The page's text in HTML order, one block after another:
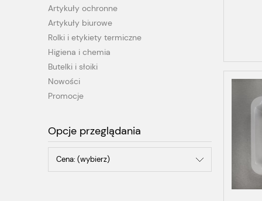
Artykuły ochronne
Artykuły biurowe
Rolki i etykiety termiczne
Higiena i chemia
Butelki i słoiki
Nowości
Promocje
Opcje przeglądania
Cena: (wybierz)